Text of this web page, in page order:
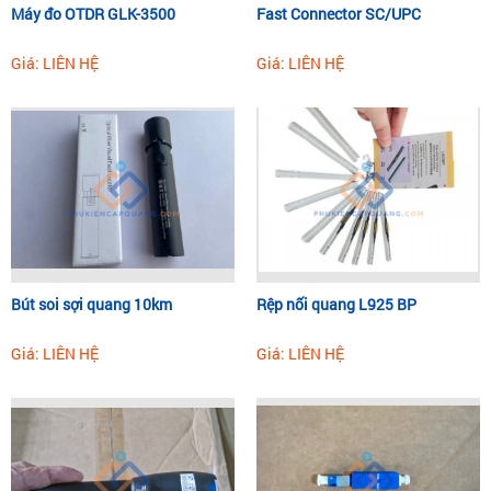
LC - LC, FC - FC, SC-LC...chúng sẽ phù hợp cho các thiết bị
Máy đo OTDR GLK-3500
Giá: LIÊN HỆ
Fast Connector SC/UPC
Giá: LIÊN HỆ
Bút soi sợi quang 10km
Giá: LIÊN HỆ
Rệp nối quang L925 BP
Giá: LIÊN HỆ